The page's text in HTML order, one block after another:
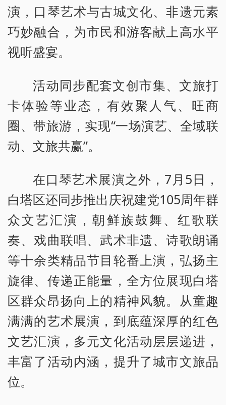
演，口琴艺术与古城文化、非遗元素
巧妙融合，为市民和游客献上高水平
视听盛宴。
活动同步配套文创市集、文旅打
卡体验等业态，有效聚人气、旺商
圈、带旅游，实现“一场演艺、全域联
动、文旅共赢”。
在口琴艺术展演之外，7月5日，
白塔区还同步推出庆祝建党105周年群
众文艺汇演，朝鲜族鼓舞、红歌联
奏、戏曲联唱、武术非遗、诗歌朗诵
等十余类精品节目轮番上演，弘扬主
旋律、传递正能量，全方位展现白塔
区群众昂扬向上的精神风貌。从童趣
满满的艺术展演，到底蕴深厚的红色
文艺汇演，多元文化活动层层递进，
丰富了活动内涵，提升了城市文旅品
位。